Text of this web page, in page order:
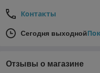
Контакты
Сегодня выходной
Отзывы о магазине